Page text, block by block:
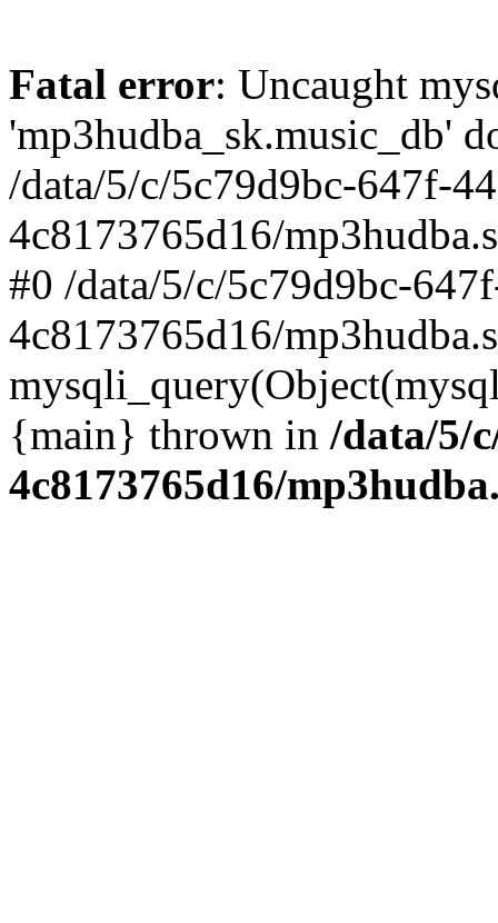
Fatal error: Uncaught
'mp3hudba_sk.music_db'
/data/5/c/5c79d9bc-647f-
4c8173765d16/
#0 /data/5/c/5c79d9bc-
4c8173765d16/
{main} thrown in /data/5/
4c8173765d16/